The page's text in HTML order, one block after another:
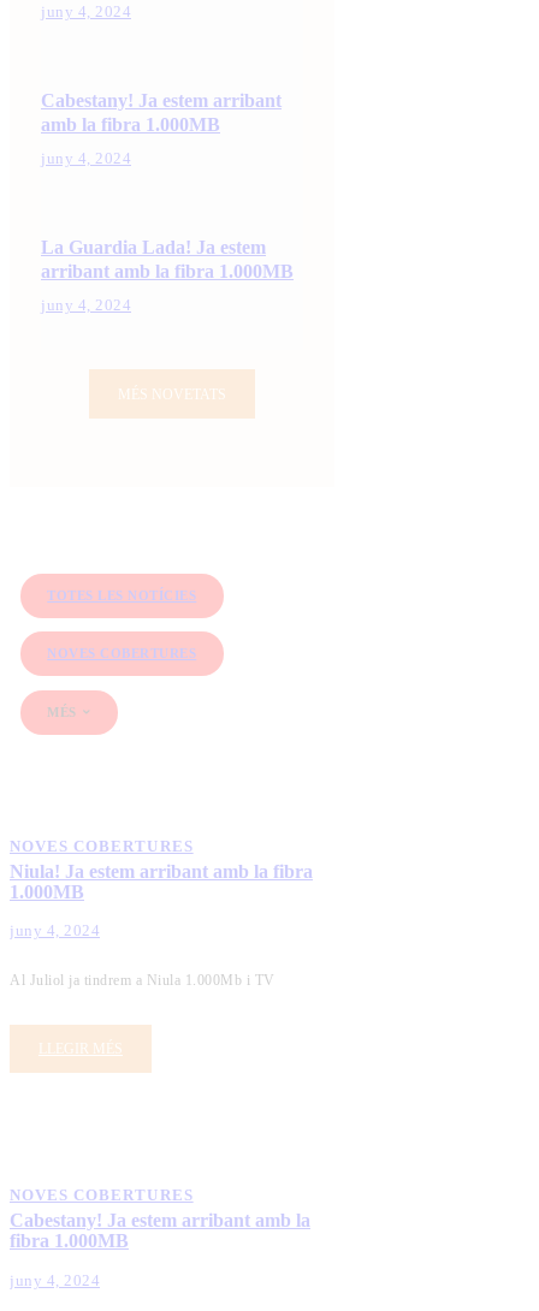
juny 4, 2024
Cabestany! Ja estem arribant
amb la fibra 1.000MB
juny 4, 2024
La Guardia Lada! Ja estem
arribant amb la fibra 1.000MB
juny 4, 2024
MÉS NOVETATS
TOTES LES NOTÍCIES
NOVES COBERTURES
MÉS
NOVES COBERTURES
Niula! Ja estem arribant amb la fibra
1.000MB
juny 4, 2024
Al Juliol ja tindrem a Niula 1.000Mb i TV
LLEGIR MÉS
NOVES COBERTURES
Cabestany! Ja estem arribant amb la
fibra 1.000MB
juny 4, 2024